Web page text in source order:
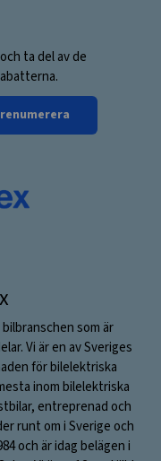
ta del av de
som är
Vi är en av Sveriges
för bilelektriska
inom bilelektriska
entreprenad och
runt om i Sverige och
och är idag belägen i